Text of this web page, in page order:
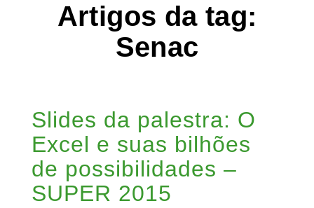
Artigos da tag:
Senac
Slides da palestra: O
Excel e suas bilhões
de possibilidades –
SUPER 2015